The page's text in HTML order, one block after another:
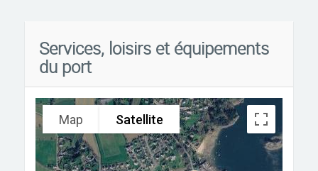
Services, loisirs et équipements
du port
Map Satellite